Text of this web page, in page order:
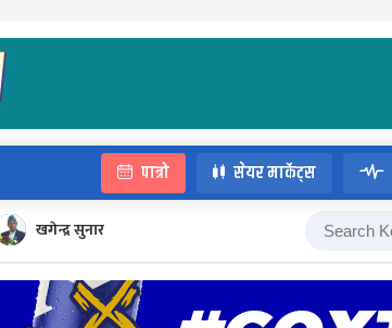
पात्रो सेयर मार्केट्स
खगेन्द्र सुनार